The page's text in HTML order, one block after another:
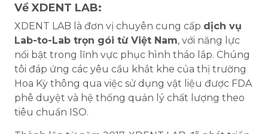
Về XDENT LAB:
XDENT LAB là đơn vị chuyên cung cấp dịch vụ
Lab-to-Lab trọn gói từ Việt Nam, với năng lực
nổi bật trong lĩnh vực phục hình tháo lắp. Chúng
tôi đáp ứng các yêu cầu khắt khe của thị trường
Hoa Kỳ thông qua việc sử dụng vật liệu được FDA
phê duyệt và hệ thống quản lý chất lượng theo
tiêu chuẩn ISO.